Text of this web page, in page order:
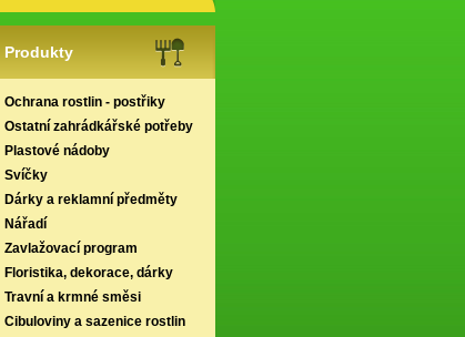
Produkty
Ochrana rostlin - postřiky
Ostatní zahrádkářské potřeby
Plastové nádoby
Svíčky
Dárky a reklamní předměty
Nářadí
Zavlažovací program
Floristika, dekorace, dárky
Travní a krmné směsi
Cibuloviny a sazenice rostlin